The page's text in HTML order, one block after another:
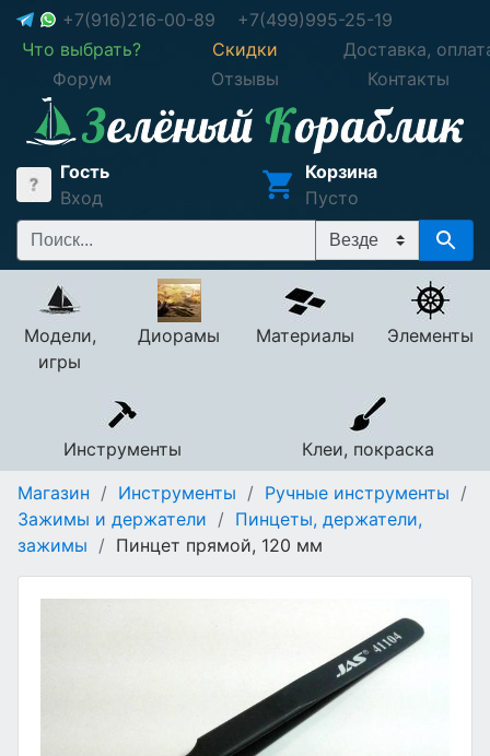
+7(916)216-00-89
+7(499)995-25-19
Что выбрать?
Скидки
Доставка,
Форум
Отзывы Контакты
Гость
Вход
Корзина
Пусто
Модели,
игры
Диорамы Материалы Элементы
Инструменты
Клеи, покраска
Магазин / Инструменты / Ручные инструменты /
Зажимы и держатели / Пинцеты, держатели,
зажимы / Пинцет прямой, 120 мм